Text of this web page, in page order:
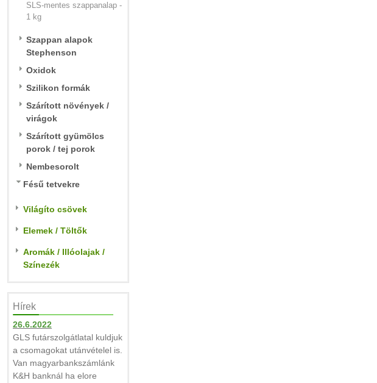
SLS-mentes szappanalap -
1 kg
Szappan alapok
Stephenson
Oxidok
Szilikon formák
Szárított növények /
virágok
Szárított gyümölcs
porok / tej porok
Nembesorolt
Fésű tetvekre
Világíto csövek
Elemek / Töltők
Aromák / Illóolajak /
Színezék
Hírek
26.6.2022
GLS futárszolgátlatal kuldjuk
a csomagokat utánvételel is.
Van magyarbankszámlánk
K&H banknál ha elore